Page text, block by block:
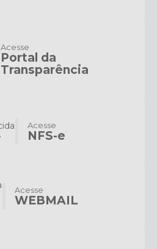
Portal da
Transparência
Acesse
NFS-e
Acesse
WEBMAIL
Acesse